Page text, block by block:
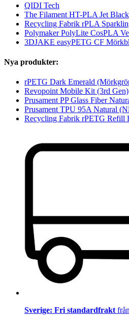
QIDI Tech
The Filament HT-PLA Jet Black
Recycling Fabrik rPLA
Polymaker PolyLite CosPLA
3DJAKE easyPETG CF
Nya produkter:
rPETG Dark Emerald
Revopoint Mobile Kit (3rd Gen)
Prusament PP Glass Fiber
Prusament TPU 95A Natural
Recycling Fabrik rPETG Refill
Sverige: Fri standardfrakt